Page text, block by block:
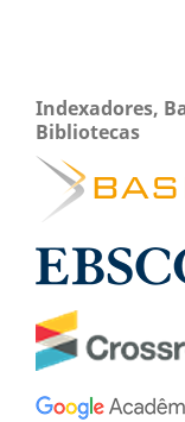
Indexadores,
Bibliotecas